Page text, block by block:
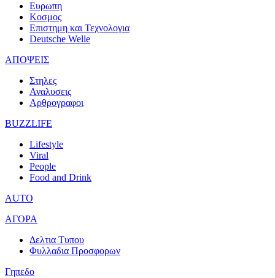
Ευρωπη
Κοσμος
Επιστημη και Τεχνολογια
Deutsche Welle
ΑΠΟΨΕΙΣ
Στηλες
Αναλυσεις
Αρθρογραφοι
BUZZLIFE
Lifestyle
Viral
People
Food and Drink
AUTO
ΑΓΟΡΑ
Δελτια Τυπου
Φυλλαδια Προσφορων
Γηπεδο